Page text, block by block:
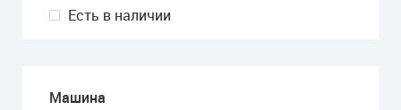
Есть в наличии
Машина